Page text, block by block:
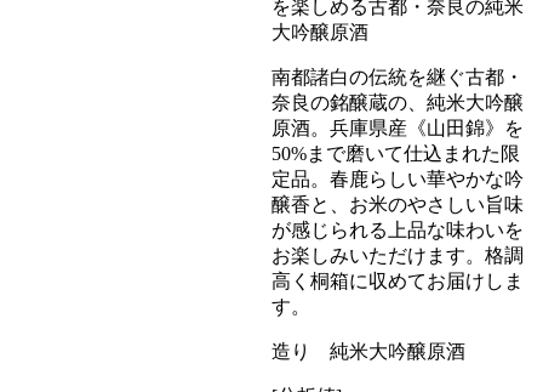
を楽しめる古都・奈良の純米
大吟醸原酒
南都諸白の伝統を継ぐ古都・
奈良の銘醸蔵の、純米大吟醸
原酒。兵庫県産《山田錦》を
50%まで磨いて仕込まれた限
定品。春鹿らしい華やかな吟
醸香と、お米のやさしい旨味
が感じられる上品な味わいを
お楽しみいただけます。格調
高く桐箱に収めてお届けしま
す。
造り 純米大吟醸原酒